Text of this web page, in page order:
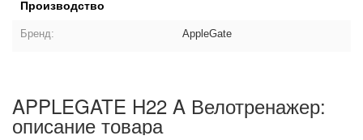
Производство
Бренд: AppleGate
APPLEGATE H22 A Велотренажер:
описание товара